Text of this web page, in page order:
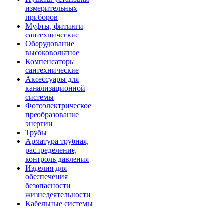
измерительных
приборов
Муфты, фитинги
сантехнические
Оборудование
высоковольтное
Компенсаторы
сантехнические
Аксессуары для
канализационной
системы
Фотоэлектрическое
преобразование
энергии
Трубы
Арматура трубная,
распределение,
контроль давления
Изделия для
обеспечения
безопасности
жизнедеятельности
Кабельные системы